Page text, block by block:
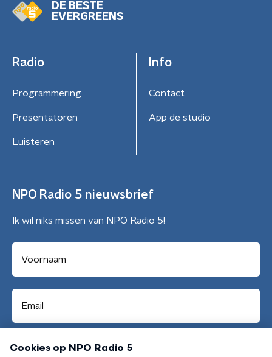
DE BESTE
EVERGREENS
Radio
Programmering
Presentatoren
Luisteren
Info
Contact
App de studio
NPO Radio 5 nieuwsbrief
Ik wil niks missen van NPO Radio 5!
Aanmelden